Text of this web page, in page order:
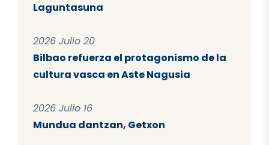
Laguntasuna
2026 Julio 20
Bilbao refuerza el protagonismo de la
cultura vasca en Aste Nagusia
2026 Julio 16
Mundua dantzan, Getxon